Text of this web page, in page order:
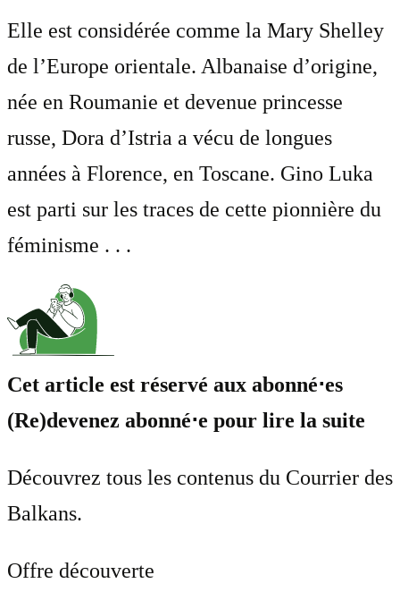
Elle est considérée comme la Mary Shelley
de l’Europe orientale. Albanaise d’origine,
née en Roumanie et devenue princesse
russe, Dora d’Istria a vécu de longues
années à Florence, en Toscane. Gino Luka
est parti sur les traces de cette pionnière du
féminisme . . .
Cet article est réservé aux abonné⋅es
(Re)devenez abonné⋅e pour lire la suite
Découvrez tous les contenus du Courrier des
Balkans.
Offre découverte